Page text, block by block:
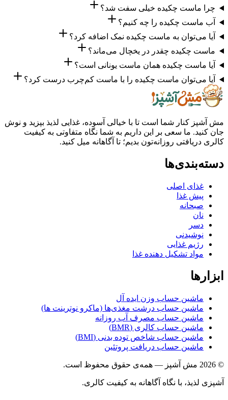
ماست چکیده خیلی سفت شد؟
چکیده را چه کنیم؟
می‌توان به ماست چکیده نمک اضافه کرد؟
چکیده چقدر در یخچال می‌ماند؟
ماست چکیده همان ماست یونانی است؟
می‌توان ماست چکیده را با ماست کم‌چرب درست کرد؟
کنار شما است تا با خیالی آسوده، غذایی لذیذ بپزید و نوش
ما سعی بر این داریم به شما نگاه متفاوتی به کیفیت
روزانه‌تون بدیم؛ تا آگاهانه میل کنید.
غذای اصلی
پیش غذا
صبحانه
نوشیدنی
رژیم غذایی
مواد تشکیل دهنده غذا
ماشین حساب وزن ایده آل
ماشین حساب درشت مغذی‌ها (ماکرو نوترینت ها)
ماشین حساب مصرف آب روزانه
ماشین حساب کالری (BMR)
ماشین حساب شاخص توده بدنی (BMI)
ماشین حساب دریافت پروتئین
با نگاه آگاهانه به کیفیت کالری.